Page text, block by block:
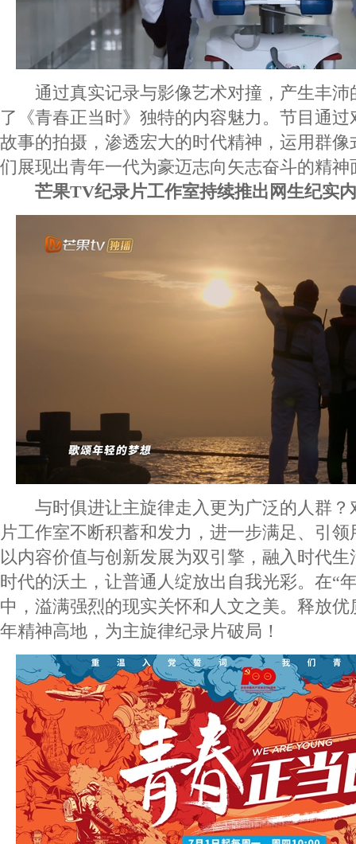
通过真实记录与影像艺术对撞，产生丰沛
了《青春正当时》独特的内容魅力。节目通
故事的拍摄，渗透宏大的时代精神，运用群
们展现出青年一代为豪迈志向矢志奋斗的精神
芒果TV纪录片工作室持续推出网生纪实
与时俱进让主旋律走入更为广泛的人群？
片工作室不断积蓄和发力，进一步满足、引
以内容价值与创新发展为双引擎，融入时代
时代的沃土，让普通人绽放出自我光彩。在“
中，溢满强烈的现实关怀和人文之美。释放
年精神高地，为主旋律纪录片破局！